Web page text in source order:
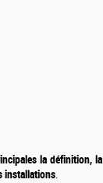
la définition, la
installations.